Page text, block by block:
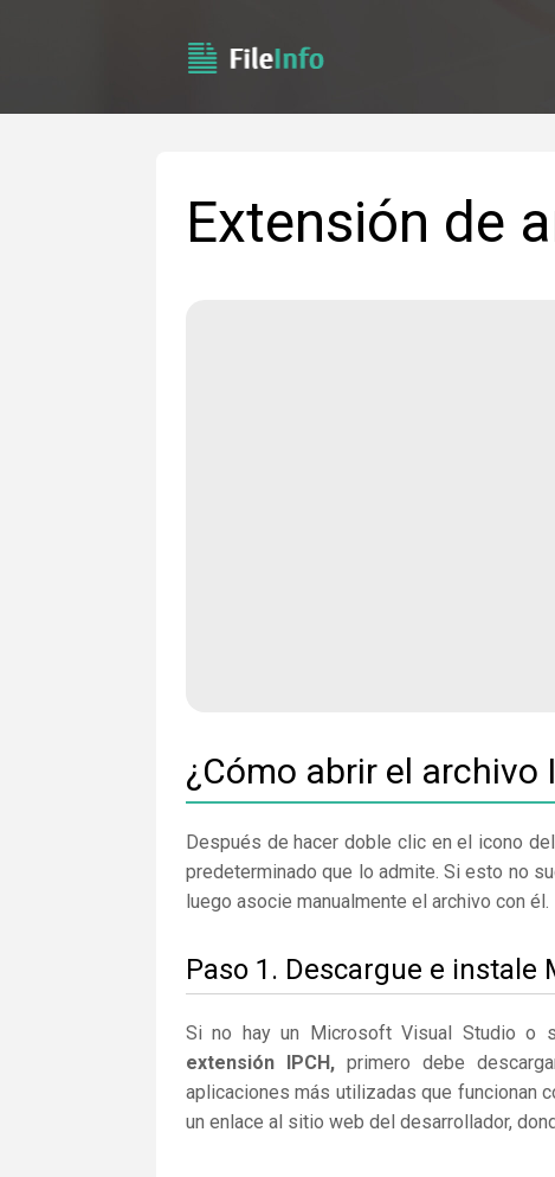
Extensión de
¿Cómo abrir el archivo
Después de hacer doble clic en el icono
predeterminado que lo admite. Si esto no
luego asocie manualmente el archivo con él.
Paso 1. Descargue e
Si no hay un Microsoft Visual Studio o
extensión IPCH, primero debe
aplicaciones más utilizadas que funcionan
un enlace al sitio web del desarrollador,